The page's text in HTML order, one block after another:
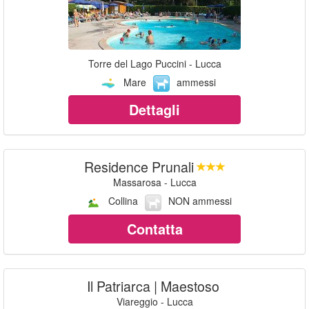
Torre del Lago Puccini - Lucca
Mare
ammessi
Dettagli
Residence Prunali
Massarosa - Lucca
Collina
NON ammessi
Contatta
Il Patriarca | Maestoso
Viareggio - Lucca